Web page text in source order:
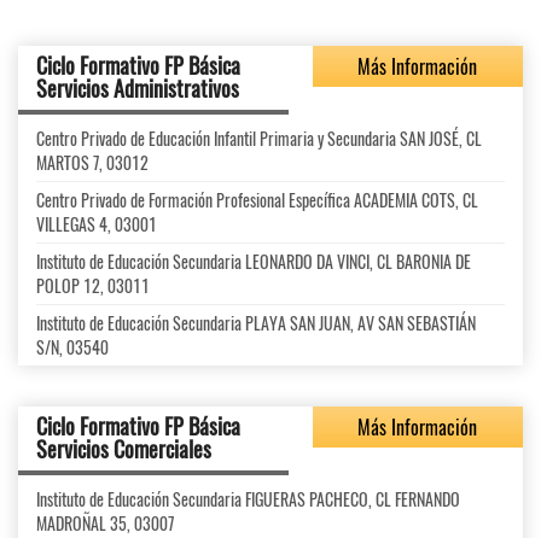
Ciclo Formativo FP Básica
Servicios Administrativos
Más Información
Centro Privado de Educación Infantil Primaria y Secundaria SAN JOSÉ, CL
MARTOS 7, 03012
Centro Privado de Formación Profesional Específica ACADEMIA COTS, CL
VILLEGAS 4, 03001
Instituto de Educación Secundaria LEONARDO DA VINCI, CL BARONIA DE
POLOP 12, 03011
Instituto de Educación Secundaria PLAYA SAN JUAN, AV SAN SEBASTIÁN
S/N, 03540
Ciclo Formativo FP Básica
Servicios Comerciales
Más Información
Instituto de Educación Secundaria FIGUERAS PACHECO, CL FERNANDO
MADROÑAL 35, 03007